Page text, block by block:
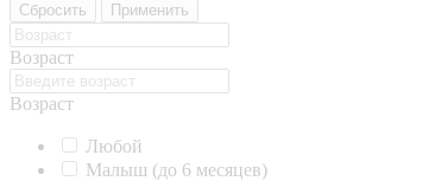
Сбросить Применить
Возраст
Возраст
Любой
Малыш (до 6 месяцев)